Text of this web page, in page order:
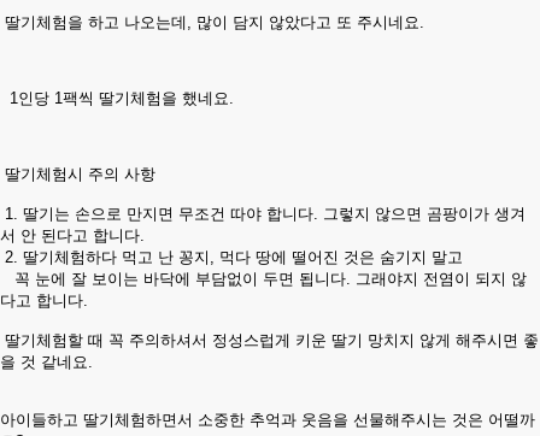
딸기체험을 하고 나오는데, 많이 담지 않았다고 또 주시네요.
1인당 1팩씩 딸기체험을 했네요.
딸기체험시 주의 사항
1. 딸기는 손으로 만지면 무조건 따야 합니다. 그렇지 않으면 곰팡이가 생겨
서 안 된다고 합니다.
2. 딸기체험하다 먹고 난 꽁지, 먹다 땅에 떨어진 것은 숨기지 말고
꼭 눈에 잘 보이는 바닥에 부담없이 두면 됩니다. 그래야지 전염이 되지 않
다고 합니다.
딸기체험할 때 꼭 주의하셔서 정성스럽게 키운 딸기 망치지 않게 해주시면 좋
을 것 같네요.
아이들하고 딸기체험하면서 소중한 추억과 웃음을 선물해주시는 것은 어떨까